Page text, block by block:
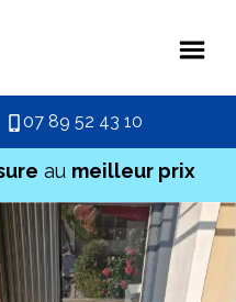
07 89 52 43 10
au meilleur prix